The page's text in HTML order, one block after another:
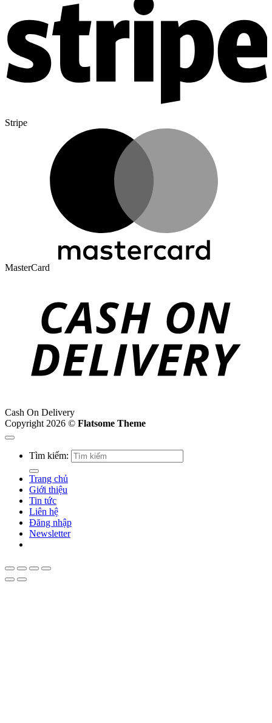
Stripe
MasterCard
Cash On Delivery
Copyright 2026 © Flatsome Theme
Tìm kiếm:
Trang chủ
Giới thiệu
Tin tức
Liên hệ
Đăng nhập
Newsletter